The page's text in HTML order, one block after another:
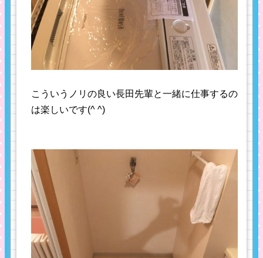
こういうノリの良い長田先輩と一緒に仕事するの
は楽しいです(^ ^)